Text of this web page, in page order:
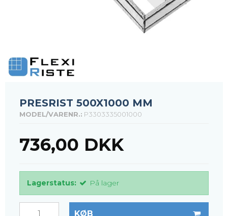
PRESRIST 500X1000 MM
MODEL/VARENR.: P3303335001000
736,00 DKK
Lagerstatus: På lager
KØB